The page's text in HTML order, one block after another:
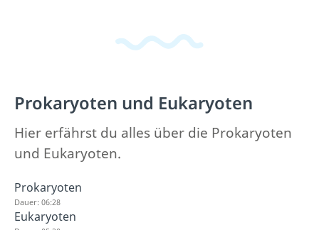
Prokaryoten und Eukaryoten
Hier erfährst du alles über die Prokaryoten
und Eukaryoten.
Prokaryoten
Dauer: 06:28
Eukaryoten